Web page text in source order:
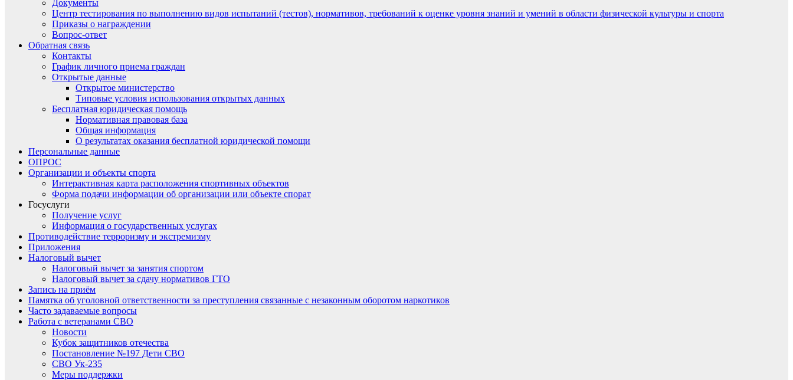
Документы
Центр тестирования по выполнению видов испытаний (тестов), нормативов, требований к оценке уровня знаний и умений в области физической культуры и спорта
Приказы о награждении
Вопрос-ответ
Обратная связь
Контакты
График личного приема граждан
Открытые данные
Открытое министерство
Типовые условия использования открытых данных
Бесплатная юридическая помощь
Нормативная правовая база
Общая информация
О результатах оказания бесплатной юридической помощи
Персональные данные
ОПРОС
Организации и объекты спорта
Интерактивная карта расположения спортивных объектов
Форма подачи информации об организации или объекте спорат
Госуслуги
Получение услуг
Информация о государственных услугах
Противодействие терроризму и экстремизму
Приложения
Налоговый вычет
Налоговый вычет за занятия спортом
Налоговый вычет за сдачу нормативов ГТО
Запись на приём
Памятка об уголовной ответственности за преступления связанные с незаконным оборотом наркотиков
Часто задаваемые вопросы
Работа с ветеранами СВО
Новости
Кубок защитников отечества
Постановление №197 Дети СВО
СВО Ук-235
Меры поддержки